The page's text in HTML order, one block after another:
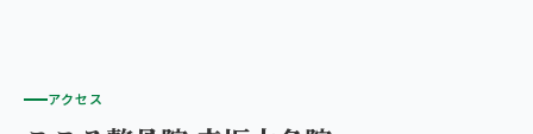
アクセス